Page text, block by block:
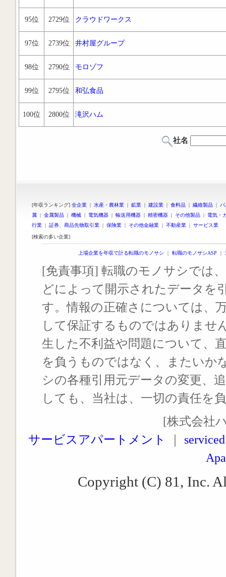
95位 2729位 クラウドワークス
97位 2739位 井村屋グループ
98位 2790位 モロゾフ
99位 2795位 和弘食品
100位 2800位 滝沢ハム
社名
[年収ランキング] 全企業 | 水産・農林業 | 鉱業 | 建設業 | 食料品 | 繊維製品 |
属 | 金属製品 | 機械 | 電気機器 | 輸送用機器 | 精密機器 | その他製品 | 電気・
行業 | 証券、商品先物取引業 | 保険業 | その他金融業 | 不動産業 | サービス業
[検索の多い企業]
上場企業を年収で計る転職のモノサシ ｜ 転職のモノサシASP ｜
[免責事項] 転職のモノサシでは
どによって開示されたデータを
す。情報の正確さについては、
して保証するものではありませ
生した不利益や問題について、
を負うものではなく、またいか
シの各種引用元データの変更、
しても、当社は、一切の責任を
[株式会社
サービスアパートメント
Copyright (C) 81, Inc.